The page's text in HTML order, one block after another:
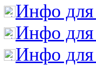
Инфо
Инфо
Инфо